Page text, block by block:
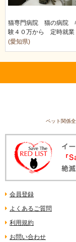
猫専門病院 猫の病院
験４０万から 定時就
勤務要相…
(愛知県)
ペット関係
会員登録
よくあるご質問
利用規約
お問い合わせ